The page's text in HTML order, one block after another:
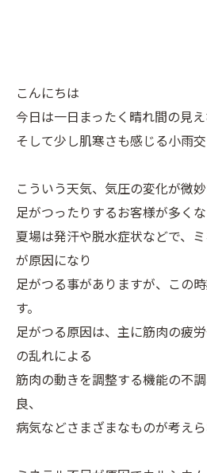
こんにちは
今日は一日まったく晴れ間の見
そして少し肌寒さも感じる小雨
こういう天気、気圧の変化が微
足がつったりするお客様が多くな
夏場は発汗や脱水症状などで、
が原因になり
足がつる事がありますが、この
す。
足がつる原因は、主に筋肉の疲
の乱れによる
筋肉の動きを調整する機能の不
良、
病気などさまざまなものが考えら